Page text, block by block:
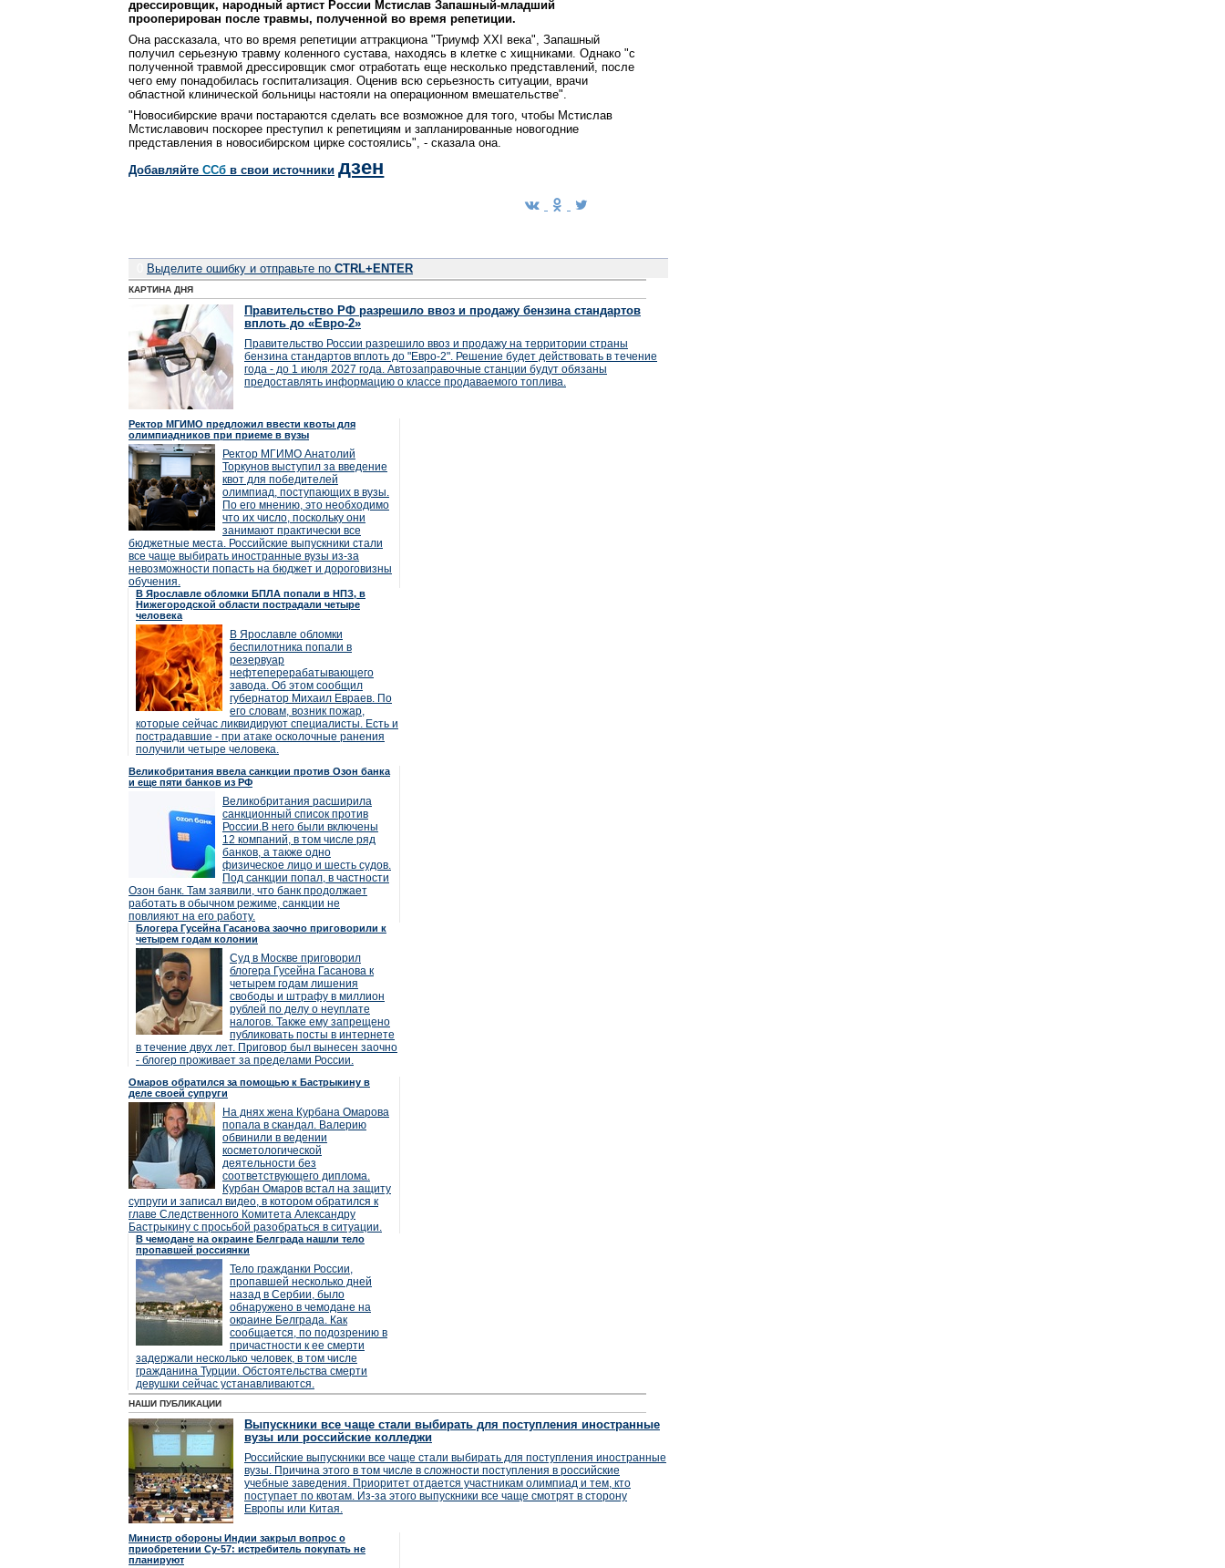
дрессировщик, народный артист России Мстислав Запашный-младший
прооперирован после травмы, полученной во время репетиции.
Она рассказала, что во время репетиции аттракциона "Триумф XXI века", Запашный
получил серьезную травму коленного сустава, находясь в клетке с хищниками. Однако "с
полученной травмой дрессировщик смог отработать еще несколько представлений, после
чего ему понадобилась госпитализация. Оценив всю серьезность ситуации, врачи
областной клинической больницы настояли на операционном вмешательстве".
"Новосибирские врачи постараются сделать все возможное для того, чтобы Мстислав
Мстиславович поскорее преступил к репетициям и запланированные новогодние
представления в новосибирском цирке состоялись", - сказала она.
Добавляйте CСб в свои источники дзен
Выделите ошибку и отправьте по CTRL+ENTER
КАРТИНА ДНЯ
Правительство РФ разрешило ввоз и продажу бензина стандартов
вплоть до «Евро-2»
Правительство России разрешило ввоз и продажу на территории страны
бензина стандартов вплоть до "Евро-2". Решение будет действовать в течение
года - до 1 июля 2027 года. Автозаправочные станции будут обязаны
предоставлять информацию о классе продаваемого топлива.
Ректор МГИМО предложил ввести квоты для
олимпиадников при приеме в вузы
Ректор МГИМО Анатолий
Торкунов выступил за введение
квот для победителей
олимпиад, поступающих в вузы.
По его мнению, это необходимо
что их число, поскольку они
занимают практически все
бюджетные места. Российские выпускники стали
все чаще выбирать иностранные вузы из-за
невозможности попасть на бюджет и дороговизны
обучения.
В Ярославле обломки БПЛА попали в НПЗ, в
Нижегородской области пострадали четыре
человека
В Ярославле обломки
беспилотника попали в
резервуар
нефтеперерабатывающего
завода. Об этом сообщил
губернатор Михаил Евраев. По
его словам, возник пожар,
которые сейчас ликвидируют специалисты. Есть и
пострадавшие - при атаке осколочные ранения
получили четыре человека.
Великобритания ввела санкции против Озон банка
и еще пяти банков из РФ
Великобритания расширила
санкционный список против
России.В него были включены
12 компаний, в том числе ряд
банков, а также одно
физическое лицо и шесть судов.
Под санкции попал, в частности
Озон банк. Там заявили, что банк продолжает
работать в обычном режиме, санкции не
повлияют на его работу.
Блогера Гусейна Гасанова заочно приговорили к
четырем годам колонии
Суд в Москве приговорил
блогера Гусейна Гасанова к
четырем годам лишения
свободы и штрафу в миллион
рублей по делу о неуплате
налогов. Также ему запрещено
публиковать посты в интернете
в течение двух лет. Приговор был вынесен заочно
- блогер проживает за пределами России.
Омаров обратился за помощью к Бастрыкину в
деле своей супруги
На днях жена Курбана Омарова
попала в скандал. Валерию
обвинили в ведении
косметологической
деятельности без
соответствующего диплома.
Курбан Омаров встал на защиту
супруги и записал видео, в котором обратился к
главе Следственного Комитета Александру
Бастрыкину с просьбой разобраться в ситуации.
В чемодане на окраине Белграда нашли тело
пропавшей россиянки
Тело гражданки России,
пропавшей несколько дней
назад в Сербии, было
обнаружено в чемодане на
окраине Белграда. Как
сообщается, по подозрению в
причастности к ее смерти
задержали несколько человек, в том числе
гражданина Турции. Обстоятельства смерти
девушки сейчас устанавливаются.
НАШИ ПУБЛИКАЦИИ
Выпускники все чаще стали выбирать для поступления иностранные
вузы или российские колледжи
Российские выпускники все чаще стали выбирать для поступления иностранные
вузы. Причина этого в том числе в сложности поступления в российские
учебные заведения. Приоритет отдается участникам олимпиад и тем, кто
поступает по квотам. Из-за этого выпускники все чаще смотрят в сторону
Европы или Китая.
Министр обороны Индии закрыл вопрос о
приобретении Су-57: истребитель покупать не
планируют